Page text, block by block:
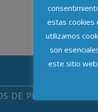
DE PROTECCIÓN DE
estas cookies
utilizamos
son
este sitio